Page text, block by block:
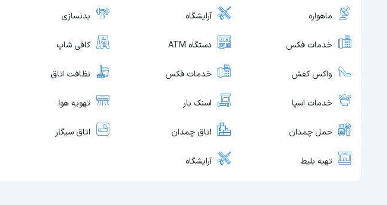
ماهواره آرایشگاه بدنسازی
خدمات فکس دستگاه ATM کافی شاپ
واکس کفش خدمات فکس نظافت اتاق
خدمات اسپا اسنک بار تهویه هوا
حمل چمدان اتاق چمدان اتاق سیگار
تهیه بلیط آرایشگاه